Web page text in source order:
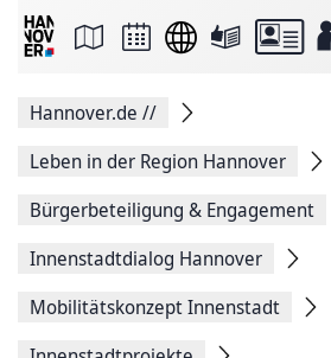
Seite
Facebook
teilen
Seitenlink
Seite
Hannover.de //
Leben in der Region Hannover
Bürgerbeteiligung & Engagement
Innenstadtdialog Hannover
Mobilitätskonzept Innenstadt